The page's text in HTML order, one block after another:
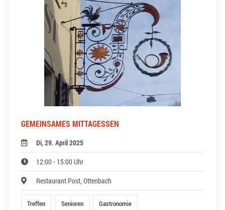
GEMEINSAMES MITTAGESSEN
Di, 29. April 2025
12:00 - 15:00 Uhr
Restaurant Post, Ottenbach
Treffen Senioren Gastronomie